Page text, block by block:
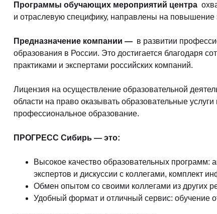
Дизайн (343)
Иностранные языки (80)
Личностный рост
Детские / подростковые
Рабочие специальности
Программы обучающих мероприятий центра
и отраслевую специфику, направлены на повышение
Предназначение компании — в развитии
образования в России. Это достигается благодаря
практиками и экспертами российских компаний.
Лицензия на осуществление образовательной
области на право оказывать образовательные
профессиональное образование.
ПРОГРЕСС Сибирь — это:
Высокое качество образовательных программ:
экспертов и дискуссии с коллегами, комплект
Обмен опытом со своими коллегами из других
Удобный формат и отличный сервис: обучение